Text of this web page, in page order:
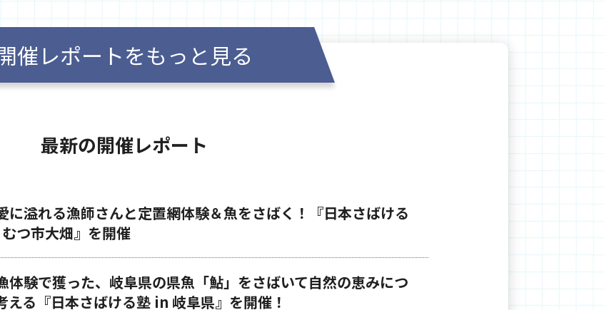
催レポートをもっと見る
最新の開催レポート
に溢れる漁師さんと定置網体験＆魚をさばく！『日本さばける
つ市大畑』を開催
体験で獲った、岐阜県の県魚「鮎」をさばいて自然の恵みにつ
える『日本さばける塾 in 岐阜県』を開催！